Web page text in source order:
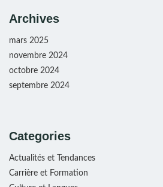
Archives
mars 2025
novembre 2024
octobre 2024
septembre 2024
Categories
Actualités et Tendances
Carrière et Formation